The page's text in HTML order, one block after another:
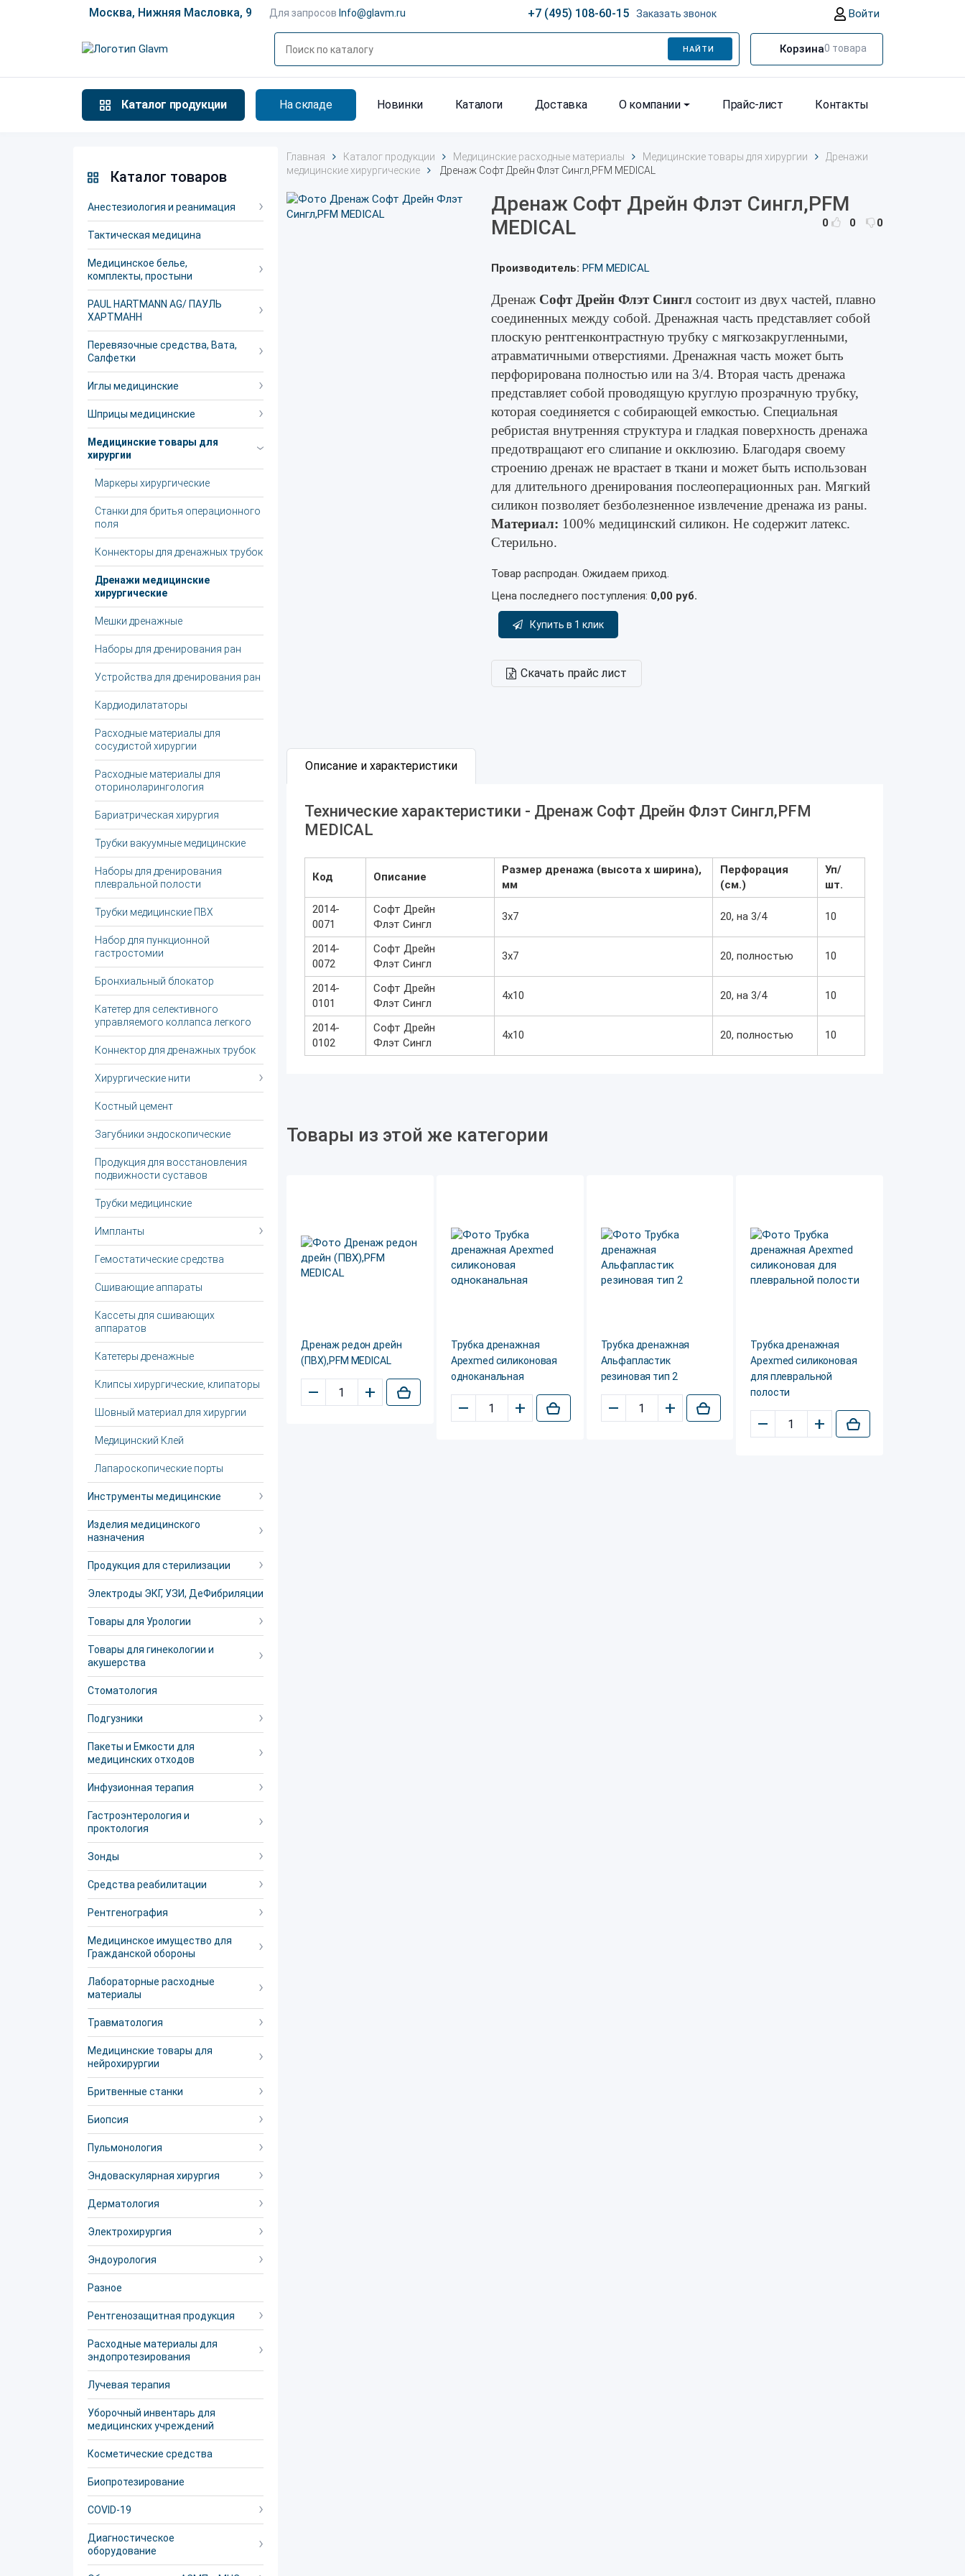
Москва, Нижняя Масловка, 9 Для запросов Info@glavm.ru +7 (495) 108-60-15 Заказать звонок Войти
НАЙТИ Корзина0 товара
Каталог продукции На складе Новинки Каталоги Доставка О компании Прайс-лист Контакты
Каталог товаров
Анестезиология и реанимация
Тактическая медицина
Медицинское белье,
комплекты, простыни
PAUL HARTMANN AG/ ПАУЛЬ
ХАРТМАНН
Перевязочные средства, Вата,
Салфетки
Иглы медицинские
Шприцы медицинские
Медицинские товары для
хирургии
Маркеры хирургические
Станки для бритья операционного
поля
Коннекторы для дренажных трубок
Дренажи медицинские
хирургические
Мешки дренажные
Наборы для дренирования ран
Устройства для дренирования ран
Кардиодилататоры
Расходные материалы для
сосудистой хирургии
Расходные материалы для
оториноларингология
Бариатрическая хирургия
Трубки вакуумные медицинские
Наборы для дренирования
плевральной полости
Трубки медицинские ПВХ
Набор для пункционной
гастростомии
Бронхиальный блокатор
Катетер для селективного
управляемого коллапса легкого
Коннектор для дренажных трубок
Хирургические нити
Костный цемент
Загубники эндоскопические
Продукция для восстановления
подвижности суставов
Трубки медицинские
Импланты
Гемостатические средства
Сшивающие аппараты
Кассеты для сшивающих
аппаратов
Катетеры дренажные
Клипсы хирургические, клипаторы
Шовный материал для хирургии
Медицинский Клей
Лапароскопические порты
Инструменты медицинские
Изделия медицинского
назначения
Продукция для стерилизации
Электроды ЭКГ, УЗИ, ДеФибриляции
Товары для Урологии
Товары для гинекологии и
акушерства
Стоматология
Подгузники
Пакеты и Емкости для
медицинских отходов
Инфузионная терапия
Гастроэнтерология и
проктология
Зонды
Средства реабилитации
Рентгенография
Медицинское имущество для
Гражданской обороны
Лабораторные расходные
материалы
Травматология
Медицинские товары для
нейрохирургии
Бритвенные станки
Биопсия
Пульмонология
Эндоваскулярная хирургия
Дерматология
Электрохирургия
Эндоурология
Разное
Рентгенозащитная продукция
Расходные материалы для
эндопротезирования
Лучевая терапия
Уборочный инвентарь для
медицинских учреждений
Косметические средства
Биопротезирование
COVID-19
Диагностическое
оборудование
Главная Каталог продукции Медицинские расходные материалы Медицинские товары для хирургии
Дренажи
медицинские хирургические
Дренаж Софт Дрейн Флэт Сингл,PFM MEDICAL
Дренаж Софт Дрейн Флэт Сингл,PFM
MEDICAL
0 0 0
Производитель: PFM MEDICAL
Дренаж Софт Дрейн Флэт Сингл состоит из двух частей, плавно
соединенных между собой. Дренажная часть представляет собой
плоскую рентгенконтрастную трубку с мягкозакругленными,
атравматичными отверстиями. Дренажная часть может быть
перфорирована полностью или на 3/4. Вторая часть дренажа
представляет собой проводящую круглую прозрачную трубку,
которая соединяется с собирающей емкостью. Специальная
ребристая внутренняя структура и гладкая поверхность дренажа
предотвращают его слипание и окклюзию. Благодаря своему
строению дренаж не врастает в ткани и может быть использован
для длительного дренирования послеоперационных ран. Мягкий
силикон позволяет безболезненное извлечение дренажа из раны.
Материал: 100% медицинский силикон. Не содержит латекс.
Стерильно.
Товар распродан. Ожидаем приход.
Цена последнего поступления: 0,00 руб.
Купить в 1 клик
Скачать прайс лист
Описание и характеристики
Технические характеристики - Дренаж Софт Дрейн Флэт Сингл,PFM
MEDICAL
Код Описание
Размер дренажа (высота х ширина),
мм
Перфорация
(см.)
Уп/
шт.
2014-
0071
Софт Дрейн
Флэт Сингл
3х7 20, на 3/4 10
2014-
0072
Софт Дрейн
Флэт Сингл
3х7 20, полностью 10
2014-
0101
Софт Дрейн
Флэт Сингл
4х10 20, на 3/4 10
2014-
0102
Софт Дрейн
Флэт Сингл
4х10 20, полностью 10
Товары из этой же категории
Дренаж редон дрейн
(ПВХ),PFM MEDICAL
– +
Трубка дренажная
Apexmed силиконовая
одноканальная
– +
Трубка дренажная
Альфапластик
резиновая тип 2
– +
Трубка дренажная
Apexmed силиконовая
для плевральной
полости
– +